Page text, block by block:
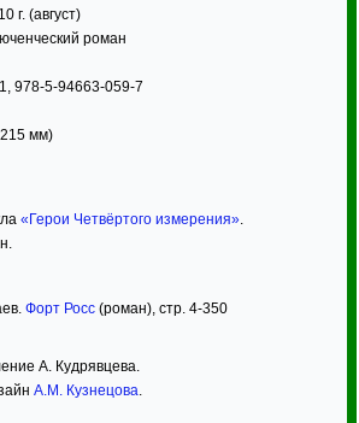
г. (август)
роман
978-5-94663-059-7
мм)
«Герои Четвёртого измерения».
Форт Росс (роман), стр. 4-350
А. Кудрявцева.
А.М. Кузнецова